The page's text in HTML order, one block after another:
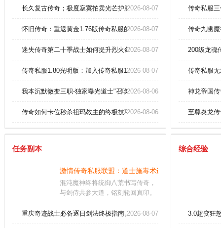
事为背景，提供波澜壮阔的冒险体
而且前期单体BOSS也是没那么大
长久复古传奇；极度寂寞拍卖光芒护腕(诅咒)
2026-08-07
怀旧传奇：重返黄金1.76版传奇私服的荣耀之战
2026-08-07
迷失传奇第二十季战士如何提升烈火剑法？2026-08-07
传奇私服1.80光明版：加入传奇私服1.80光明版，探索光明世界
2026-08-07
我本沉默微变三职-独家曝光道士"召唤神兽"无敌组合技！
2026-08-06
传奇如何卡位秒杀祖玛教主的终极技巧？2026-08-06
传奇私服
传奇九幽
200级龙魂
传奇私服
神龙帝国
至尊炎龙
任务副本
激情传奇私服联盟：道士施毒术连击教学，秒杀
混沌魔神终将统御八荒书写传奇，
与剑侍共参大道，铭刻轮回真印。
限制，刹那永恒。本命灵器与星
重庆奇迹战士必备逐日剑法终极指南。2026-08-07
综合经验
3.0超变狂